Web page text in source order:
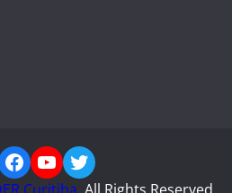
Facebook
YouTube
Twitter